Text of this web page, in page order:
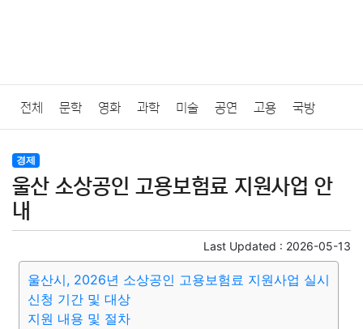
전체 문학 영화 과학 미술 공연 고용 국방
법률
질병 가요 방송 일상 주식 암호화폐 블록체인
미용 증권 인테리어
요리 상품리뷰 원예 금융 게임 스포츠 사진
경제
울산 소상공인 고용보험료 지원사업 안
내
Last Updated : 2026-05-13
울산시, 2026년 소상공인 고용보험료 지원사업 실시
신청 기간 및 대상
지원 내용 및 절차